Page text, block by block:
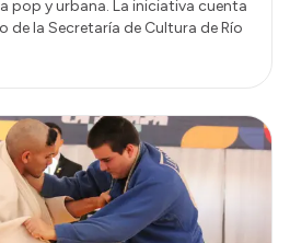
pop y urbana. La iniciativa cuenta
la Secretaría de Cultura de Río